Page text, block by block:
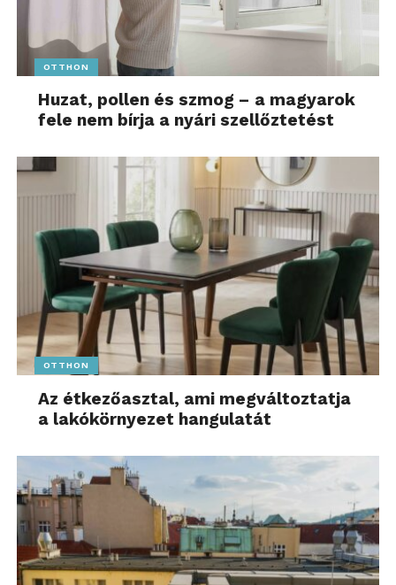
OTTHON
Huzat, pollen és szmog – a magyarok
fele nem bírja a nyári szellőztetést
OTTHON
Az étkezőasztal, ami megváltoztatja
a lakókörnyezet hangulatát